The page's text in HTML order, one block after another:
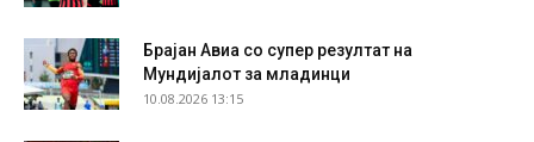
Брајан Авиа со супер резултат на
Мундијалот за младинци
10.08.2026 13:15